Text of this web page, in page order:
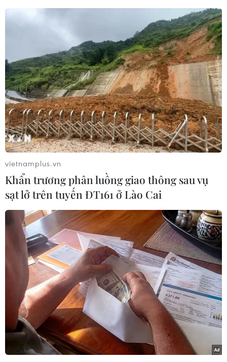
#cách ly tập trung #tiếp xúc gần
#nhập cảnh
#covid 19
Theo dõi VietnamPlus
TIN LIÊN QUAN
vietnamplus.vn
Khẩn trương phân luồng giao thông sau vụ
sạt lở trên tuyến ĐT161 ở Lào Cai